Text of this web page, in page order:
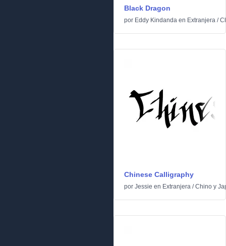
Black Dragon
por Eddy Kindanda en Extranjera /
Chinese Calligraphy
por Jessie en Extranjera /Chino y